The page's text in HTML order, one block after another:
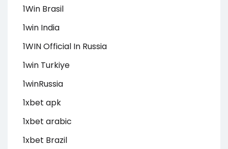
1Win Brasil
1win India
1WIN Official In Russia
1win Turkiye
1winRussia
1xbet apk
1xbet arabic
1xbet Brazil